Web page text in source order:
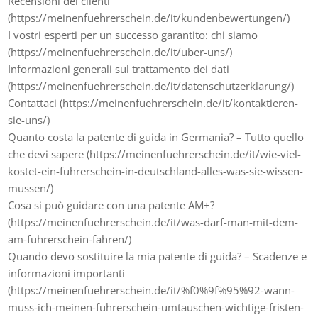
(https://meinenfuehrerschein.de/it/kundenbewertungen/)
I vostri esperti per un successo garantito: chi siamo
(https://meinenfuehrerschein.de/it/uber-uns/)
Informazioni generali sul trattamento dei dati
(https://meinenfuehrerschein.de/it/datenschutzerklarung/)
Contattaci (https://meinenfuehrerschein.de/it/kontaktieren-
sie-uns/)
Quanto costa la patente di guida in Germania? – Tutto quello
che devi sapere (https://meinenfuehrerschein.de/it/wie-viel-
kostet-ein-fuhrerschein-in-deutschland-alles-was-sie-wissen-
mussen/)
Cosa si può guidare con una patente AM+?
(https://meinenfuehrerschein.de/it/was-darf-man-mit-dem-
am-fuhrerschein-fahren/)
Quando devo sostituire la mia patente di guida? – Scadenze e
informazioni importanti
(https://meinenfuehrerschein.de/it/%f0%9f%95%92-wann-
muss-ich-meinen-fuhrerschein-umtauschen-wichtige-fristen-